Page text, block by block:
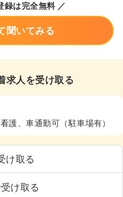
録は完全無料 ／
聞いてみる
求人を受け取る
護、車通勤可（駐車場有）
け取る
け取る